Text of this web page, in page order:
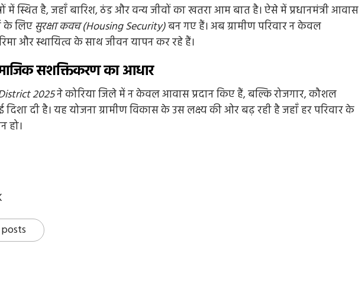
में स्थित है, जहाँ बारिश, ठंड और वन्य जीवों का खतरा आम बात है। ऐसे में प्रधानमंत्री आवास
के लिएसुरक्षा कवच (Housing Security)बन गए हैं। अब ग्रामीण परिवार न केवल
और स्थायित्व के साथ जीवन यापन कर रहे हैं।
सशक्तिकरण का आधार
2025ने कोरिया जिले में न केवल आवास प्रदान किए हैं, बल्कि रोजगार, कौशल
दी है। यह योजना ग्रामीण विकास के उस लक्ष्य की ओर बढ़ रही है जहाँ हर परिवार के
हो।